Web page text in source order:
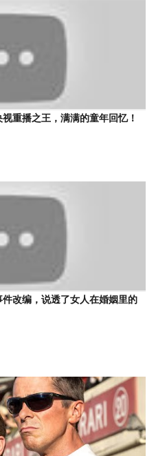
重播之王，满满的童年回忆！
件改编，说透了女人在婚姻里的